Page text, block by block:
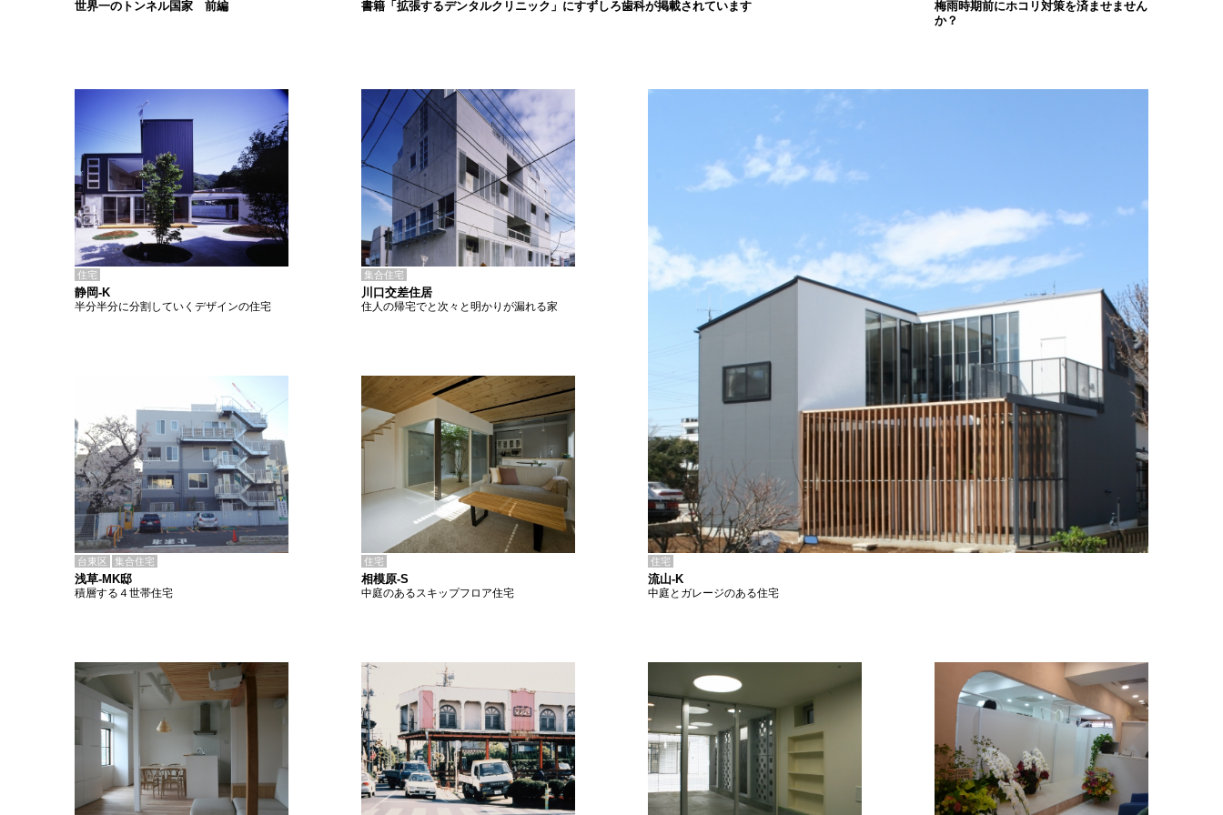
書籍「拡張するデンタルクリニック」にすずしろ歯科が掲載されています
世界一のトンネル国家 前編
梅雨時期前にホコリ対策を済ませません
か？
住宅
静岡-K
半分半分に分割していくデザインの住宅
集合住宅
川口交差住居
住人の帰宅でと次々と明かりが漏れる家
台東区 集合住宅
浅草-MK邸
積層する４世帯住宅
住宅
相模原-S
中庭のあるスキップフロア住宅
住宅
流山-K
中庭とガレージのある住宅